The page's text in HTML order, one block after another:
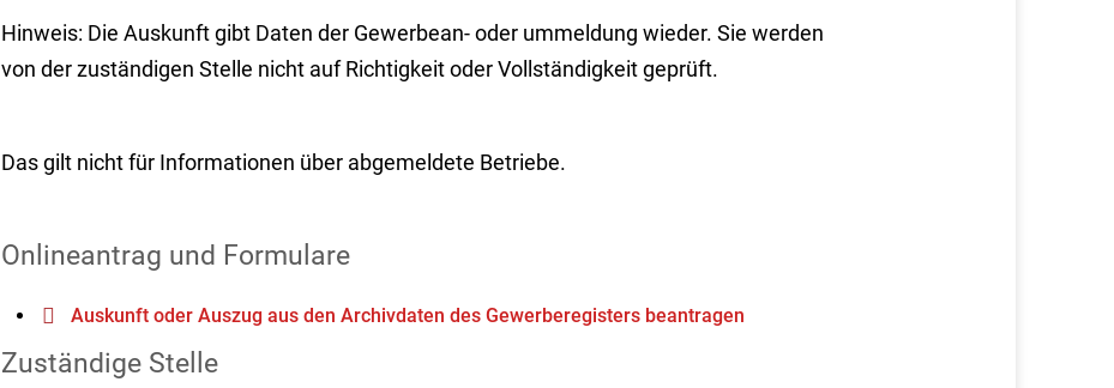
Hinweis: Die Auskunft gibt Daten der Gewerbean- oder ummeldung wieder. Sie werden
von der zuständigen Stelle nicht auf Richtigkeit oder Vollständigkeit geprüft.
Das gilt nicht für Informationen über abgemeldete Betriebe.
Onlineantrag und Formulare
Auskunft oder Auszug aus den Archivdaten des Gewerberegisters beantragen
Zuständige Stelle